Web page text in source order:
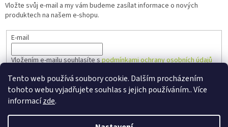
Tento web používá soubory cookie. Dalším procházením
tohoto webu vyjadřujete souhlas s jejich používáním.. Více
informacízde.
Vložte svůj e-mail a my vám budeme zasílat informace o nových
produktech na našem e-shopu.
E-mail
Vložením e-mailu souhlasíte spodmínkami ochrany osobních údajů
PŘIHLÁSIT SE